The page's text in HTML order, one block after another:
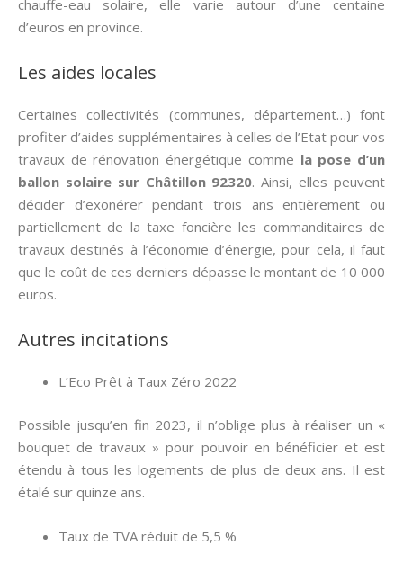
chauffe-eau solaire, elle varie autour d’une centaine
d’euros en province.
Les aides locales
Certaines collectivités (communes, département…) font
profiter d’aides supplémentaires à celles de l’Etat pour vos
travaux de rénovation énergétique comme la pose d’un
ballon solaire sur Châtillon 92320. Ainsi, elles peuvent
décider d’exonérer pendant trois ans entièrement ou
partiellement de la taxe foncière les commanditaires de
travaux destinés à l’économie d’énergie, pour cela, il faut
que le coût de ces derniers dépasse le montant de 10 000
euros.
Autres incitations
L’Eco Prêt à Taux Zéro 2022
Possible jusqu’en fin 2023, il n’oblige plus à réaliser un «
bouquet de travaux » pour pouvoir en bénéficier et est
étendu à tous les logements de plus de deux ans. Il est
étalé sur quinze ans.
Taux de TVA réduit de 5,5 %